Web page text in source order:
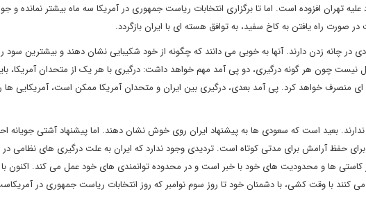
تهران افزوده است. اما تا برگزاری انتخابات ریاست جمهوری در آمریکا سه ماه بیشتر نمانده و
صورت راه یافتن به کاخ سفید، به توافق هسته ای با ایران بازگردد.
در چانه زدن دارند. آنها به خوبی می دانند که چگونه از خود شکیبایی نشان دهند و بیشترین سود را
نیست چون هر گونه درگیری، دو پی آمد مهم خواهد داشت: درگیری با هر یک از متحدان آمریکا،
ای منصرف خواهد کرد. پی آمد بعدی، درگیری بین ایران و متحدان آمریکا ممکن است، آمریکایی ها
ندارند. بعید است که سعودی ها به پیشنهاد ایران روی خوش نشان دهند. اما پیشنهاد آشتی جویانه
حفظ آرامش برای مدتی کوتاه است. تردیدی وجود ندارد که ایران به علت درگیری های نظامی
ها و محدودیت های خود با خبر است و در محدوده توانمندی های خود عمل می کند. اکنون با
می کنند با وقت کشی، با دشمنان خود تا روز سوم نوامبر که روز انتخابات ریاست جمهوری در